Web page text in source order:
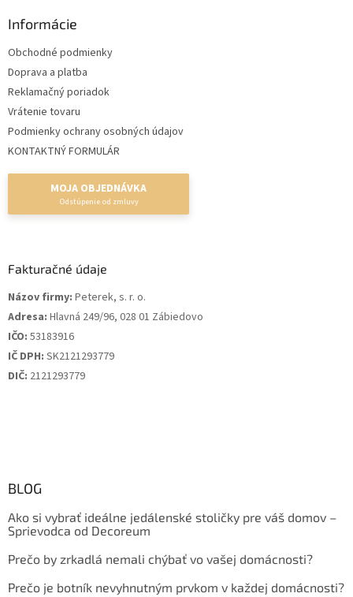
Informácie
Obchodné podmienky
Doprava a platba
Reklamačný poriadok
Vrátenie tovaru
Podmienky ochrany osobných údajov
KONTAKTNÝ FORMULÁR
MOJA OBJEDNÁVKA
Fakturačné údaje
Názov firmy: Peterek, s. r. o.
Adresa: Hlavná 249/96, 028 01 Zábiedovo
IČO: 53183916
IČ DPH: SK2121293779
DIČ: 2121293779
BLOG
Ako si vybrať ideálne jedálenské stoličky pre váš domov –
Sprievodca od Decoreum
Prečo by zrkadlá nemali chýbať vo vašej domácnosti?
Prečo je botník nevyhnutným prvkom v každej domácnosti?